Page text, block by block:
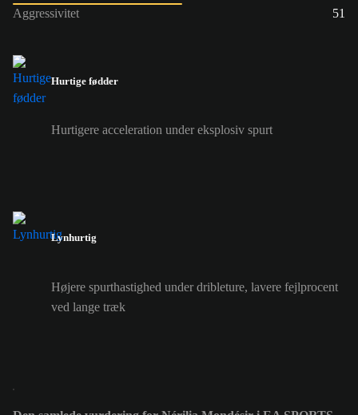
Aggressivitet
51
Hurtige fødder
Hurtigere acceleration under eksplosiv spurt
Lynhurtig
Højere spurthastighed under dribleture, lavere fejlprocent
ved lange træk